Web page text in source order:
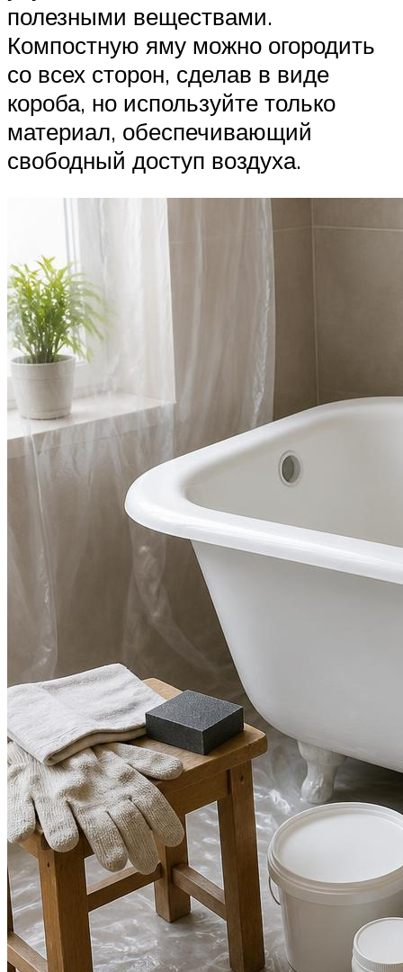
полезными веществами.
Компостную яму можно огородить
со всех сторон, сделав в виде
короба, но используйте только
материал, обеспечивающий
свободный доступ воздуха.